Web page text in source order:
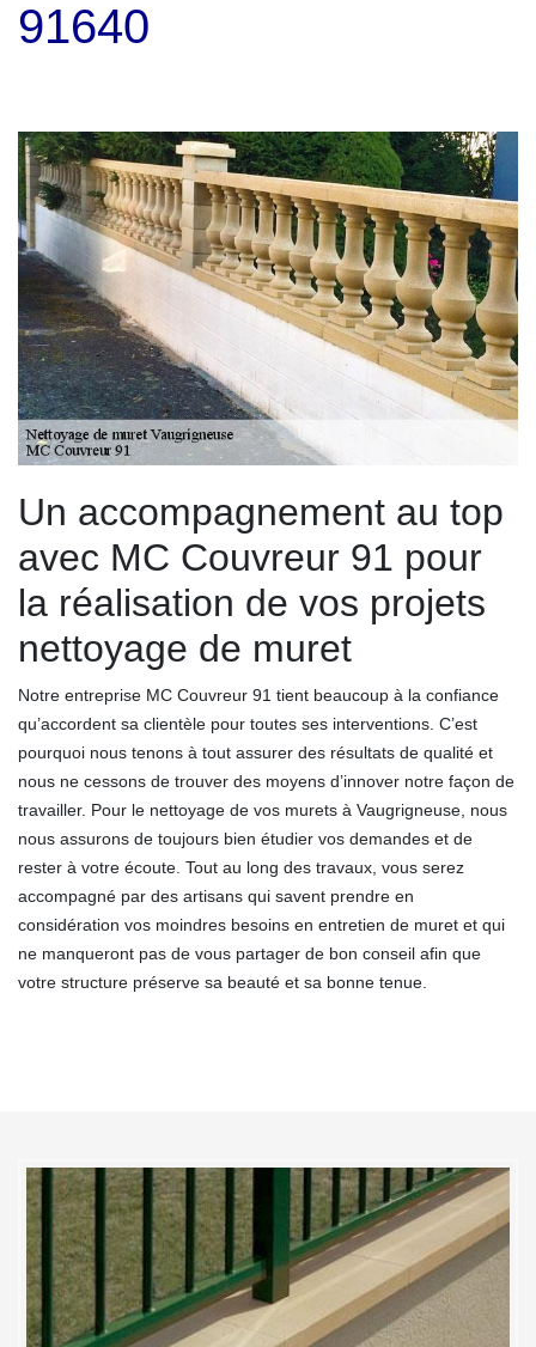
91640
Un accompagnement au top
avec MC Couvreur 91 pour
la réalisation de vos projets
nettoyage de muret
Notre entreprise MC Couvreur 91 tient beaucoup à la confiance
qu’accordent sa clientèle pour toutes ses interventions. C’est
pourquoi nous tenons à tout assurer des résultats de qualité et
nous ne cessons de trouver des moyens d’innover notre façon de
travailler. Pour le nettoyage de vos murets à Vaugrigneuse, nous
nous assurons de toujours bien étudier vos demandes et de
rester à votre écoute. Tout au long des travaux, vous serez
accompagné par des artisans qui savent prendre en
considération vos moindres besoins en entretien de muret et qui
ne manqueront pas de vous partager de bon conseil afin que
votre structure préserve sa beauté et sa bonne tenue.